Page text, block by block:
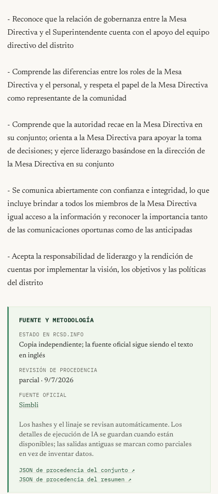
- Reconoce que la relación de gobernanza entre la Mesa
Directiva y el Superintendente cuenta con el apoyo del equipo
directivo del distrito
- Comprende las diferencias entre los roles de la Mesa
Directiva y el personal, y respeta el papel de la Mesa Directiva
como representante de la comunidad
- Comprende que la autoridad recae en la Mesa Directiva en
su conjunto; orienta a la Mesa Directiva para apoyar la toma
de decisiones; y ejerce liderazgo basándose en la dirección de
la Mesa Directiva en su conjunto
- Se comunica abiertamente con confianza e integridad, lo que
incluye brindar a todos los miembros de la Mesa Directiva
igual acceso a la información y reconocer la importancia tanto
de las comunicaciones oportunas como de las anticipadas
- Acepta la responsabilidad de liderazgo y la rendición de
cuentas por implementar la visión, los objetivos y las políticas
del distrito
FUENTE Y METODOLOGÍA
ESTADO EN RCSD.INFO
Copia independiente; la fuente oficial sigue siendo el texto
en inglés
REVISIÓN DE PROCEDENCIA
parcial · 9/7/2026
FUENTE OFICIAL
Simbli
Los hashes y el linaje se revisan automáticamente. Los
detalles de ejecución de IA se guardan cuando están
disponibles; las salidas antiguas se marcan como parciales
en vez de inventar datos.
JSON de procedencia del conjunto ↗
JSON de procedencia del resumen ↗